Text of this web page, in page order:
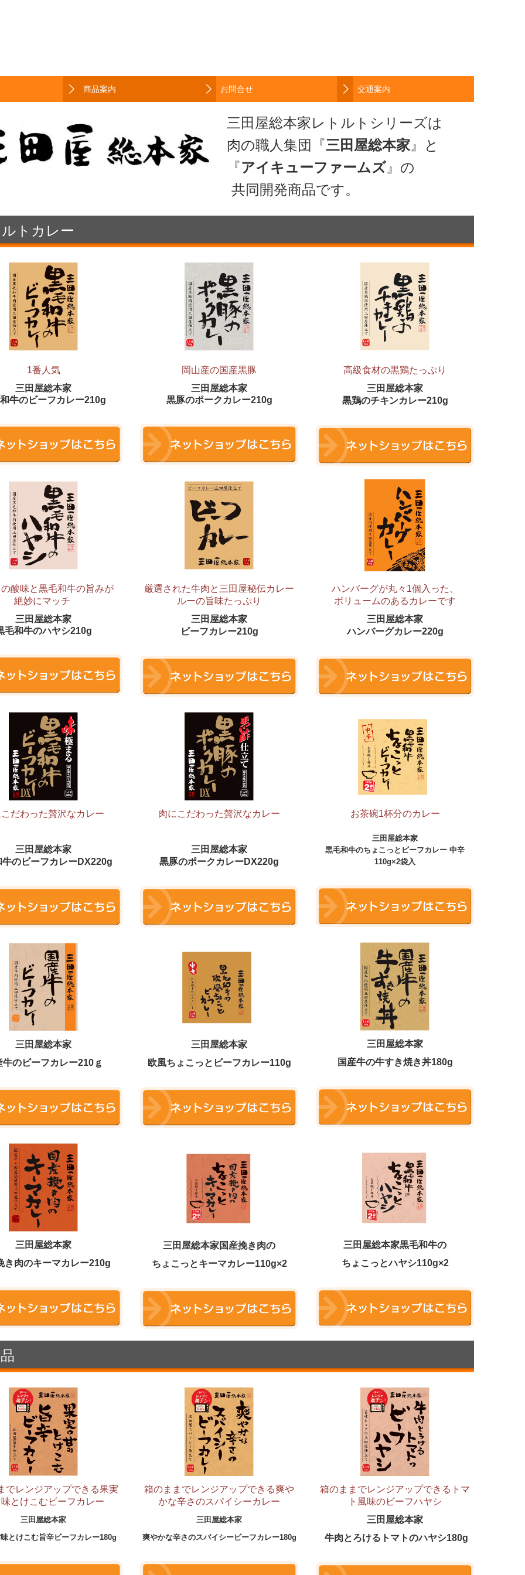
商品案内 お問合せ 交通案内
三田屋総本家レトルトシリーズは
肉の職人集団『三田屋総本家 』と
『アイキューファームズ』の
同開発商品です。
トカレー
1番人気
三田屋総本家
牛のビーフカレー210g
岡山産の国産黒豚
三田屋総本家
黒豚のポークカレー210g
高級食材の黒鶏たっぷり
三田屋総本家
黒鶏のチキンカレー210g
酸味と黒毛和牛の旨みが
絶妙にマッチ
三田屋総本家
毛和牛のハヤシ210g
厳選された牛肉と三田屋秘伝カレー
ルーの旨味たっぷり
三田屋総本家
ビーフカレー210g
ハンバーグが丸々1個入った、
ボリュームのあるカレーです
三田屋総本家
ハンバーグカレー220g
だわった贅沢なカレー
三田屋総本家
牛のビーフカレーDX220g
三田屋総本家
牛のビーフカレー210ｇ
三田屋総本家
き肉のキーマカレー210g
肉にこだわった贅沢なカレー
三田屋総本家
黒豚のポークカレーDX220g
三田屋総本家
欧風ちょこっとビーフカレー110g
三田屋総本家国産挽き肉の
ちょこっとキーマカレー110g×2
お茶碗1杯分のカレー
三田屋総本家
黒毛和牛のちょこっとビーフカレー 中辛
110g×2袋入
三田屋総本家
国産牛の牛すき焼き丼180g
三田屋総本家黒毛和牛の
ちょこっとハヤシ110g×2
でレンジアップできる果実
とけこむビーフカレー
三田屋総本家
とけこむ旨辛ビーフカレー180g
箱のままでレンジアップできる爽や
かな辛さのスパイシーカレー
三田屋総本家
爽やかな辛さのスパイシービーフカレー180g
箱のままでレンジアップできるトマ
ト風味のビーフハヤシ
三田屋総本家
牛肉とろけるトマトのハヤシ180g